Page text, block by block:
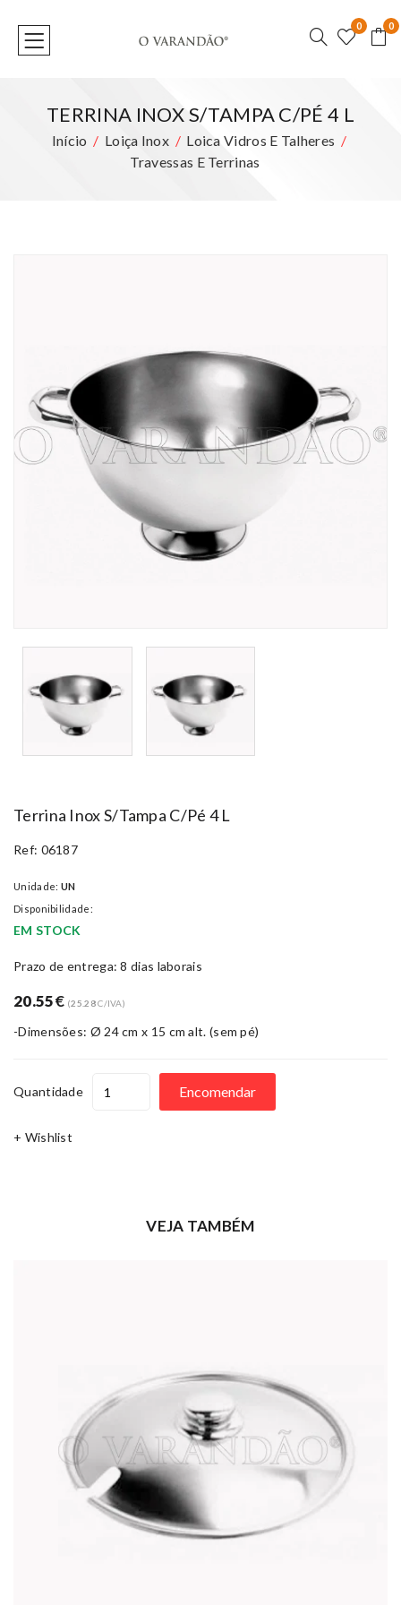
0 0
TERRINA INOX S/TAMPA C/PÉ 4 L
Início Loiça Inox
Loica Vidros E Talheres
Travessas E Terrinas
Terrina Inox S/tampa C/pé 4 L
Ref: 06187
Unidade: UN
Disponibilidade:
EM STOCK
Prazo de entrega: 8 dias laborais
20.55€ (25.28C/IVA)
-Dimensões: Ø 24 cm x 15 cm alt. (sem pé)
Quantidade Encomendar
+ Wishlist
VEJA TAMBÉM